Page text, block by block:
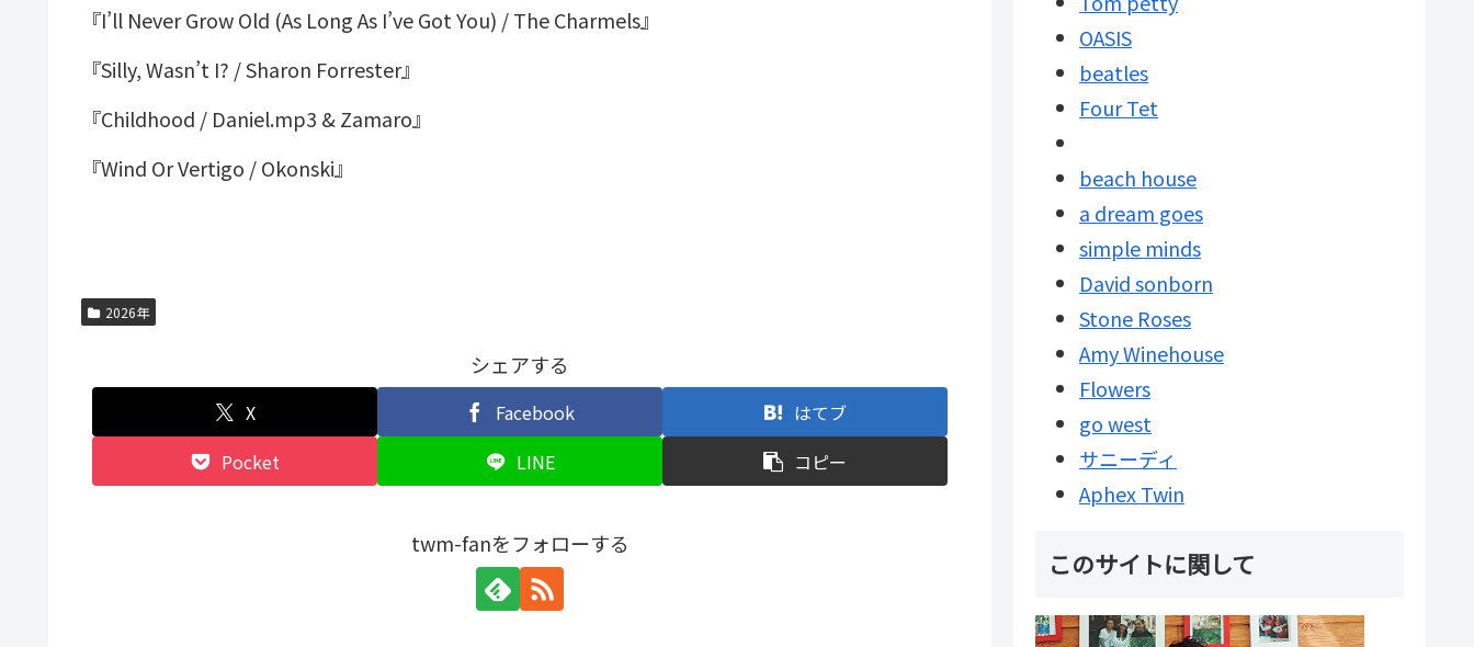
『I’ll Never Grow Old (As Long As I’ve Got You) / The Charmels』
『Silly, Wasn’t I? / Sharon Forrester』
『Childhood / Daniel.mp3 & Zamaro』
『Wind Or Vertigo / Okonski』
2026年
シェアする
X Facebook
はてブ
Pocket
LINE コピー
twm-fanをフォローする
OASIS
beatles
Four Tet
beach house
a dream goes
simple minds
David sonborn
Stone Roses
Amy Winehouse
Flowers
go west
サニーディ
Aphex Twin
このサイトに関して